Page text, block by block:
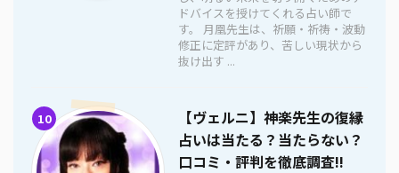
ドバイスを授けてくれる占い師で
す。 月凰先生は、祈願・祈祷・波動
修正に定評があり、苦しい現状から
抜け出す ...
10
【ヴェルニ】神楽先生の復縁
占いは当たる？当たらない？
口コミ・評判を徹底調査!!